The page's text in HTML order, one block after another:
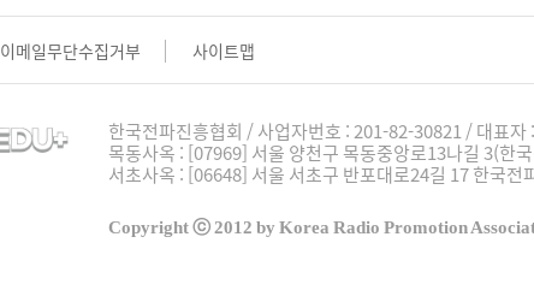
이메일무단수집거부 사이트맵
한국전파진흥협회 / 사업자번호 :201-82-30821/ 대표자
목동사옥 : [07969] 서울 양천구 목동중앙로13나길 3(한
서초사옥 : [06648] 서울 서초구 반포대로24길 17 한국전
Copyright ⓒ 2012 by Korea Radio Promotion